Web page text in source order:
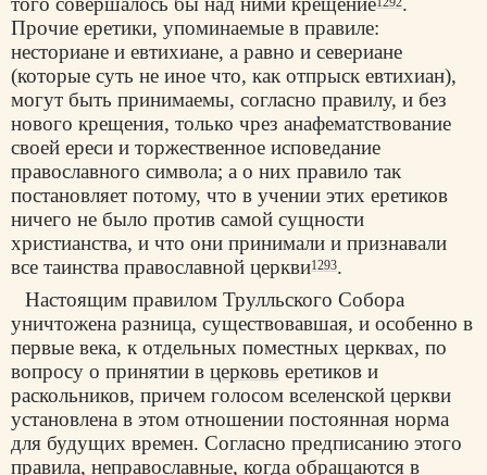
Прочие еретики, упоминаемые в правиле:
несториане и евтихиане, а равно и севериане
(которые суть не иное что, как отпрыск евтихиан),
могут быть принимаемы, согласно правилу, и без
нового крещения, только чрез анафематствование
своей ереси и торжественное исповедание
православного символа; а о них правило так
постановляет потому, что в учении этих еретиков
ничего не было против самой сущности
христианства, и что они принимали и признавали
все таинства православной церкви1293.
Настоящим правилом Трулльского Собора
уничтожена разница, существовавшая, и особенно в
первые века, к отдельных поместных церквах, по
вопросу о принятии в церковь еретиков и
раскольников, причем голосом вселенской церкви
установлена в этом отношении постоянная норма
для будущих времен. Согласно предписанию этого
правила, неправославные, когда обращаются в